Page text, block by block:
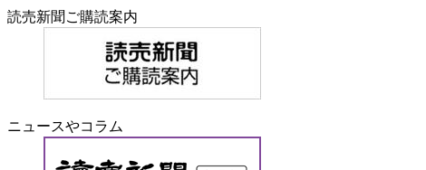
読売新聞ご購読案内
ニュースやコラム